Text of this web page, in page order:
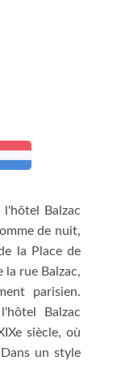
l'hôtel Balzac
de nuit,
la Place de
la rue Balzac,
parisien.
Balzac
siècle, où
un style